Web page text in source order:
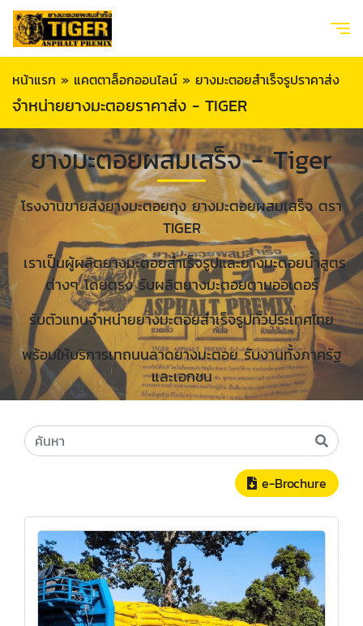
หน้าแรก » แคตตาล็อกออนไลน์ » ยางมะตอยสำเร็จรูปราคาส่ง
จำหน่ายยางมะตอยราคาส่ง - TIGER
ยางมะตอยผสมเสร็จ - Tiger
โรงงานขายส่งยางมะตอยถุง ยางมะตอยผสมเสร็จ ตรา
TIGER
เราเป็นผู้ผลิตยางมะตอยสำเร็จรูปและยางมะตอยน้ำสูตร
ต่างๆ โดยตรง รับผลิตยางมะตอยตามออเดอร์
รับตัวแทนจำหน่ายยางมะตอยสำเร็จรูปทั่วประเทศไทย
พร้อมให้บริการเทถนนลาดยางมะตอย รับงานทั้งภาครัฐ
และเอกชน
e-Brochure